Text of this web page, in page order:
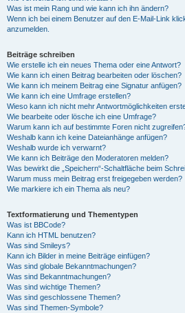
Was ist mein Rang und wie kann ich ihn ändern?
Wenn ich bei einem Benutzer auf den E-Mail-Link
anzumelden.
Beiträge schreiben
Wie erstelle ich ein neues Thema oder eine Antwort?
Wie kann ich einen Beitrag bearbeiten oder löschen?
Wie kann ich meinem Beitrag eine Signatur anfügen?
Wie kann ich eine Umfrage erstellen?
Wieso kann ich nicht mehr Antwortmöglichkeiten
Wie bearbeite oder lösche ich eine Umfrage?
Warum kann ich auf bestimmte Foren nicht
Weshalb kann ich keine Dateianhänge anfügen?
Weshalb wurde ich verwarnt?
Wie kann ich Beiträge den Moderatoren melden?
Was bewirkt die „Speichern“-Schaltfläche beim
Warum muss mein Beitrag erst freigegeben werden?
Wie markiere ich ein Thema als neu?
Textformatierung und Thementypen
Was ist BBCode?
Kann ich HTML benutzen?
Was sind Smileys?
Kann ich Bilder in meine Beiträge einfügen?
Was sind globale Bekanntmachungen?
Was sind Bekanntmachungen?
Was sind wichtige Themen?
Was sind geschlossene Themen?
Was sind Themen-Symbole?